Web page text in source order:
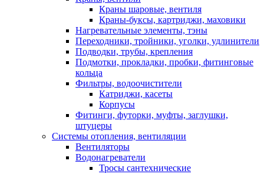
Краны шаровые, вентиля
Краны-буксы, картриджи, маховики
Нагревательные элементы, тэны
Переходники, тройники, уголки, удлинители
Подводки, трубы, крепления
Подмотки, прокладки, пробки, фитинговые
кольца
Фильтры, водоочистители
Катриджи, касеты
Корпусы
Фитинги, футорки, муфты, заглушки,
штуцеры
Системы отопления, вентиляции
Вентиляторы
Водонагреватели
Тросы сантехнические